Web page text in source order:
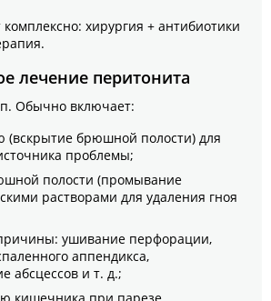
хирургия + антибиотики
лечение перитонита
Обычно включает:
(вскрытие брюшной полости) для
проблемы;
полости (промывание
растворами для удаления гноя
ушивание перфорации,
аппендикса,
абсцессов и т. д.;